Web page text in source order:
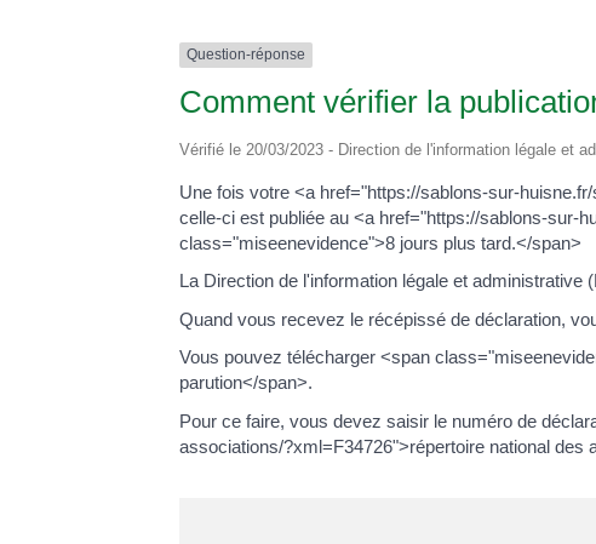
Question-réponse
Comment vérifier la
Vérifié le 20/03/2023 - Direction de l'information légale et
Une fois votre <a href="https://sablons-sur-
celle-ci est publiée au <a href="https://sablons-sur-
class="miseenevidence">8 jours plus tard.</span>
La Direction de l'information légale et
Quand vous recevez le récépissé de déclaration,
Vous pouvez télécharger <span
parution</span>.
Pour ce faire, vous devez saisir le numéro de
associations/?xml=F34726">répertoire national